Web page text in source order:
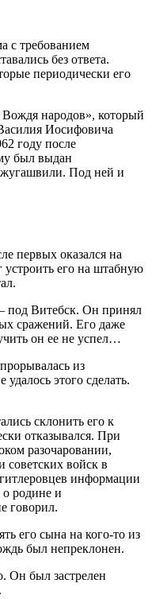
с требованием
без ответа.
периодически его
народов», который
Иосифовича
году после
был выдан
Под ней и
первых оказался на
его на штабную
под Витебск. Он принял
сражений. Его даже
он ее не успел…
из
этого сделать.
склонить его к
отказывался. При
разочаровании,
советских войск в
информации
родине и
говорил.
его сына на кого-то из
был непреклонен.
Он был застрелен